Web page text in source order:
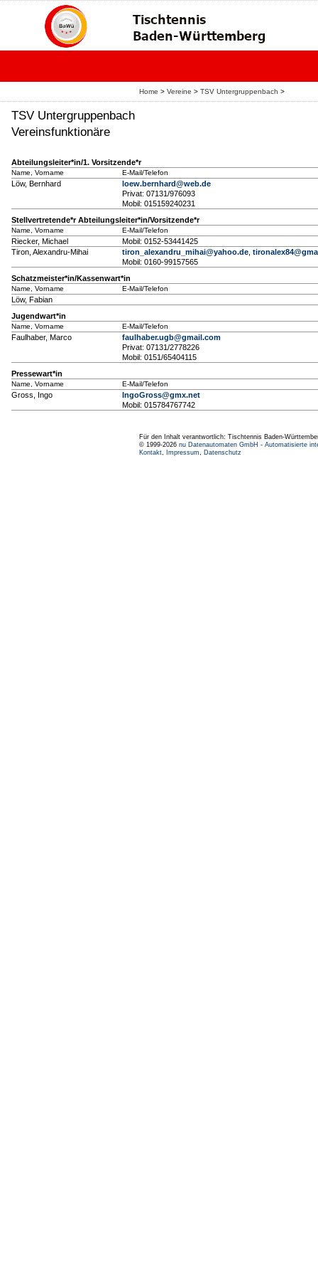
Home > Vereine > TSV Untergruppenbach >
TSV Untergruppenbach
Vereinsfunktionäre
Abteilungsleiter*in/1. Vorsitzende*r
Name, Vorname E-Mail/Telefon
Löw, Bernhard
loew.bernhard@web.de
Privat: 07131/976093
Mobil: 015159240231
Stellvertretende*r Abteilungsleiter*in/Vorsitzende*r
Name, Vorname E-Mail/Telefon
Riecker, Michael
Mobil: 0152-53441425
Tiron, Alexandru-Mihai
tiron_alexandru_mihai@yahoo.de
Mobil: 0160-99157565
Schatzmeister*in/Kassenwart*in
Name, Vorname E-Mail/Telefon
Löw, Fabian
Jugendwart*in
Name, Vorname E-Mail/Telefon
Faulhaber, Marco
faulhaber.ugb@gmail.com
Privat: 07131/2778226
Mobil: 0151/65404115
Pressewart*in
Name, Vorname E-Mail/Telefon
Gross, Ingo
IngoGross@gmx.net
Mobil: 015784767742
Für den Inhalt verantwortlich: Tischtennis Baden-
© 1999-2026 nu Datenautomaten GmbH - Automatisierte
Kontakt, Impressum, Datenschutz